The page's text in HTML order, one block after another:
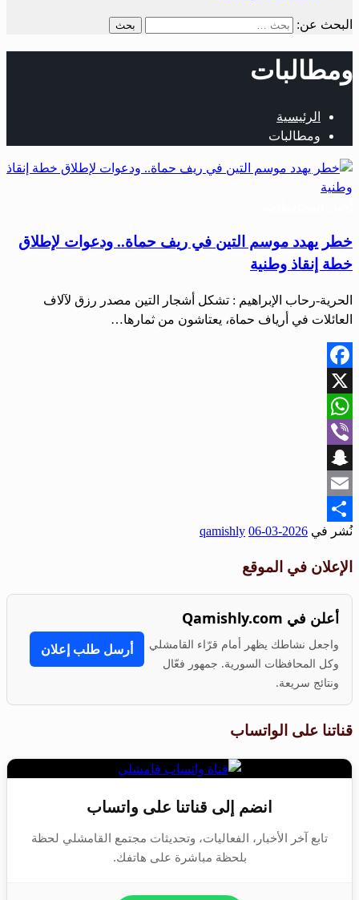
البحث عن:
ومطالبات
الرئيسية
ومطالبات
خطر يهدد موسم التين في ريف حماة.. ودعوات لإطلاق
خطة إنقاذ وطنية
الحرية-رحاب الإبراهيم : تشكل أشجار التين مصدر رزق لآلاف
العائلات في أرياف حماة، يعتاشون من ثمارها…
Facebook
X
WhatsApp
Viber
Snapchat
Email
Share
نُشر في 2026-03-06
qamishly
الإعلان في الموقع
أعلن في Qamishly.com
واجعل نشاطك يظهر أمام قرّاء القامشلي
وكل المحافظات السورية. جمهور فعّال
ونتائج سريعة.
أرسل طلب إعلان
قناتنا على الواتساب
انضم إلى قناتنا على واتساب
تابع آخر الأخبار، الفعاليات، وتحديثات مجتمع القامشلي لحظة
بلحظة مباشرة على هاتفك.